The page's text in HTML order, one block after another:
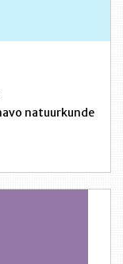
natuurkunde